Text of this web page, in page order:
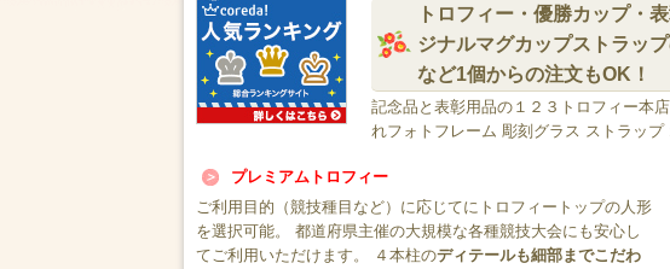
トロフィー・優勝カップ・
ジナルマグカップストラッ
など1個からの注文もOK！
記念品と表彰用品の１２３トロフィー本
れフォトフレーム 彫刻グラス ストラッ
プレミアムトロフィー
ご利用目的（競技種目など）に応じてにトロフィートップの人形
を選択可能。 都道府県主催の大規模な各種競技大会にも安心し
てご利用いただけます。 ４本柱のディテールも細部までこだわ